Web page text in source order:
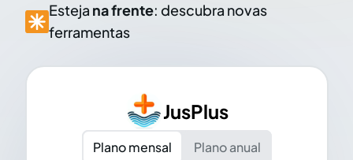
Esteja na frente: descubra novas
ferramentas
JusPlus
Plano mensal
Plano anual